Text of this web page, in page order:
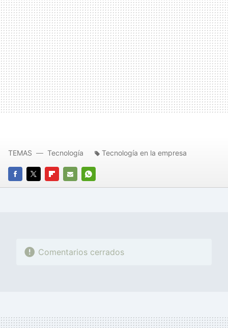
FACEBOOK
TWITTERFLIPBOARD
E-
WHATSAPP
TEMAS Tecnología Tecnología en la empresa
Comentarios cerrados